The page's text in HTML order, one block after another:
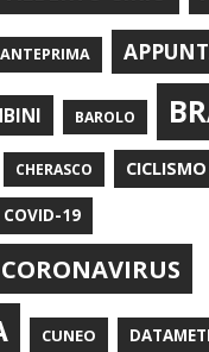
ANTEPRIMA
BAROLO
CHERASCO CICLISMO
COVID-19
CUNEO